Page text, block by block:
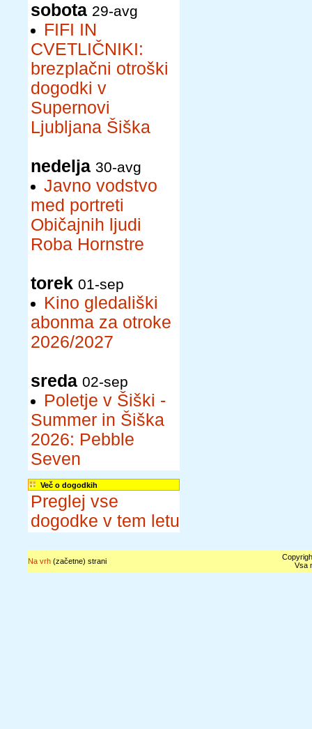
sobota 29-avg
FIFI IN
CVETLIČNIKI:
brezplačni otroški
dogodki v
Supernovi
Ljubljana Šiška
nedelja 30-avg
Javno vodstvo
med portreti
Običajnih ljudi
Roba Hornstre
torek 01-sep
Kino gledališki
abonma za otroke
2026/2027
sreda 02-sep
Poletje v Šiški -
Summer in Šiška
2026: Pebble
Seven
Več o dogodkih
Preglej vse
dogodke v tem letu
Na vrh(začetne) strani
Vsa